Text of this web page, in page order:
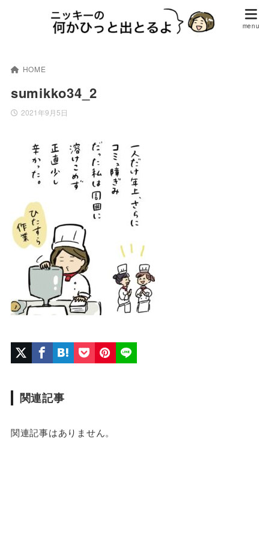
HOME
sumikko34_2
2021年9月5日
関連記事
関連記事はありません。